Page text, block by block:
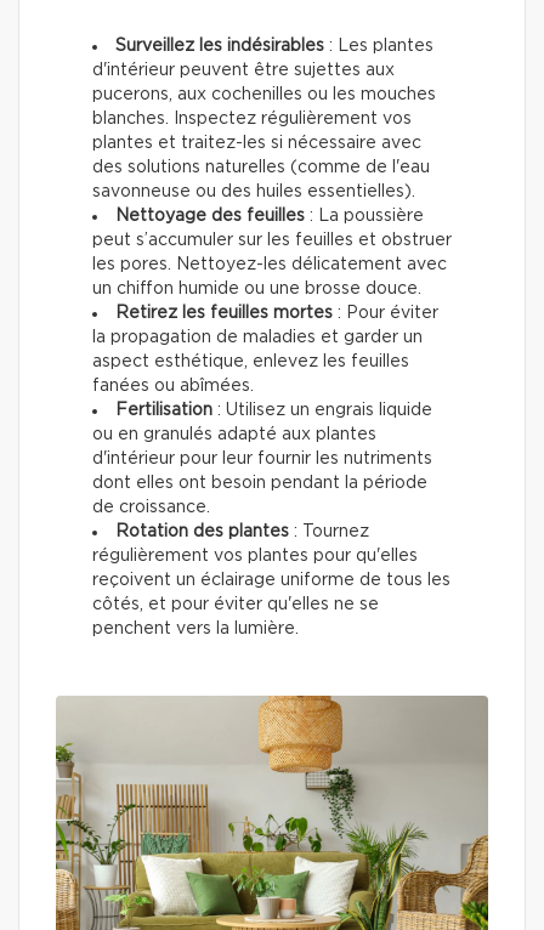
Surveillez les indésirables : Les plantes
d'intérieur peuvent être sujettes aux
pucerons, aux cochenilles ou les mouches
blanches. Inspectez régulièrement vos
plantes et traitez-les si nécessaire avec
des solutions naturelles (comme de l'eau
savonneuse ou des huiles essentielles).
Nettoyage des feuilles : La poussière
peut s’accumuler sur les feuilles et obstruer
les pores. Nettoyez-les délicatement avec
un chiffon humide ou une brosse douce.
Retirez les feuilles mortes : Pour éviter
la propagation de maladies et garder un
aspect esthétique, enlevez les feuilles
fanées ou abîmées.
Fertilisation : Utilisez un engrais liquide
ou en granulés adapté aux plantes
d'intérieur pour leur fournir les nutriments
dont elles ont besoin pendant la période
de croissance.
Rotation des plantes : Tournez
régulièrement vos plantes pour qu'elles
reçoivent un éclairage uniforme de tous les
côtés, et pour éviter qu'elles ne se
penchent vers la lumière.